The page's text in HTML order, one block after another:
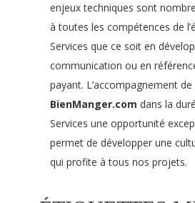
enjeux techniques sont
à toutes les compétences de
Services que ce soit en
communication ou en
payant. L’accompagnement de
BienManger.com dans la
Services une opportunité
permet de développer une
qui profite à tous nos projets.